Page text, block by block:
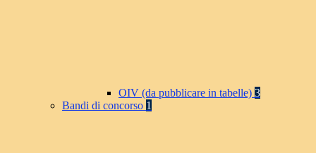
OIV (da pubblicare in tabelle) 3
Bandi di concorso 1